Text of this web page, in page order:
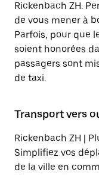
Rickenbach ZH.
de vous mener à
Parfois, pour que
soient honorées
passagers sont
de taxi.
Transport vers
Rickenbach ZH |
Simplifiez vos
de la ville en